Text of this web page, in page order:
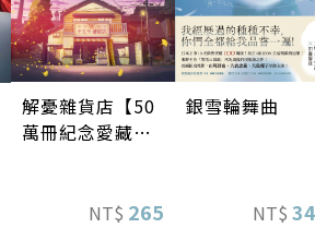
解憂雜貨店【50
萬冊紀念愛藏
NT$ 265
銀雪輪舞曲
NT$